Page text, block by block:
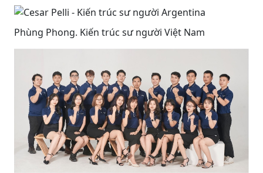
Phùng Phong. Kiến trúc sư người Việt Nam